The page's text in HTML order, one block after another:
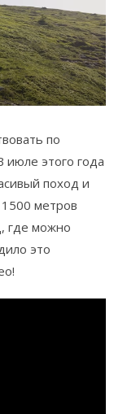
по
июле этого года
поход и
метров
где можно
это